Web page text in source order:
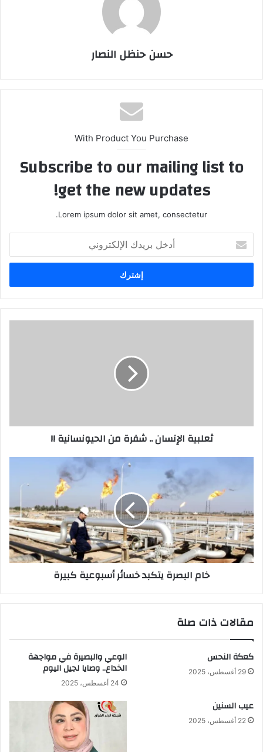
حسن حنظل النصار
With Product You Purchase
Subscribe to our mailing list to
get the new updates!
Lorem ipsum dolor sit amet, consectetur.
بريدك
الإلكتروني
ثعلبية الإنسان .. شفرة من الحيونسانية !!
أسبوعية كبيرة
خام البصرة يتكبد خسائر أسبوعية كبيرة
مقالات ذات صلة
كعكة النحس
29 أغسطس، 2025
الوعي والبصيرة في مواجهة
الخداع.. وصايا لجيل اليوم
24 أغسطس، 2025
عيب السنين
22 أغسطس، 2025